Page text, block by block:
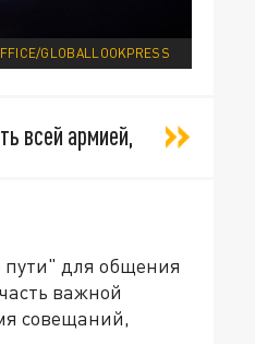
GLOBALLOOKPRESS
всей армией,
пути" для общения
важной
совещаний,